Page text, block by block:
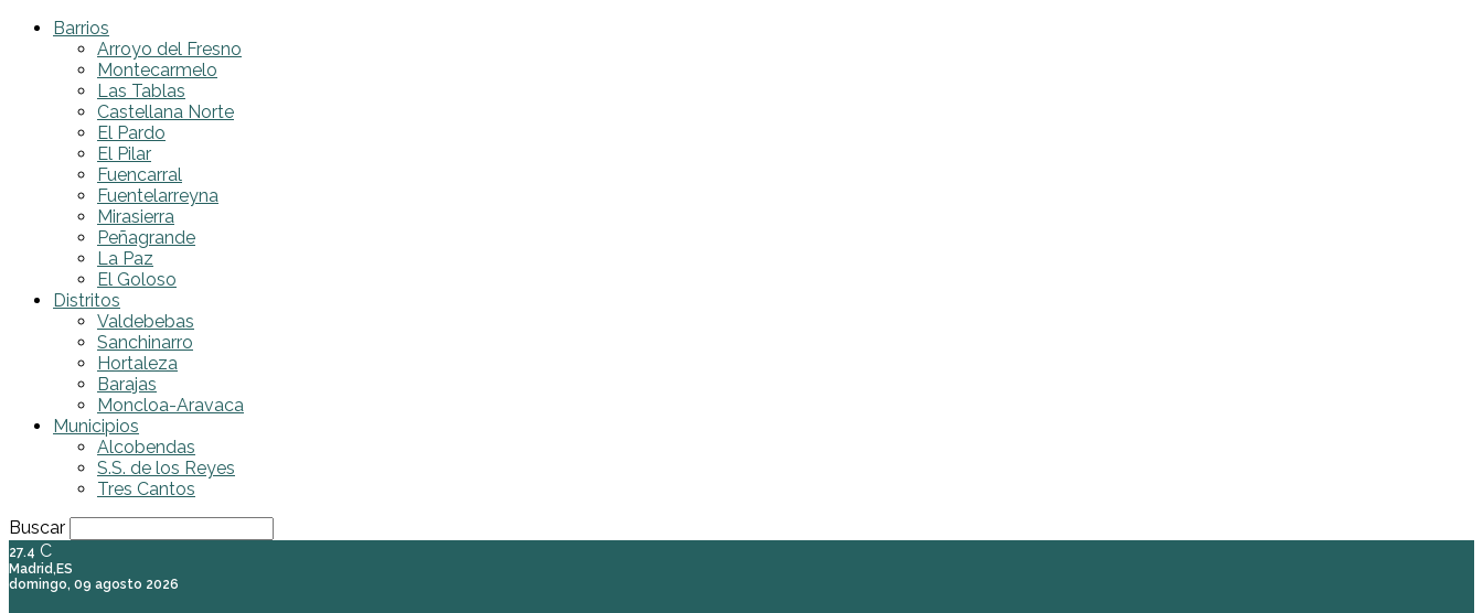
Barrios
Arroyo del Fresno
Montecarmelo
Las Tablas
Castellana Norte
El Pardo
El Pilar
Fuencarral
Fuentelarreyna
Mirasierra
Peñagrande
La Paz
El Goloso
Distritos
Valdebebas
Sanchinarro
Hortaleza
Barajas
Moncloa-Aravaca
Municipios
Alcobendas
S.S. de los Reyes
Tres Cantos
Buscar
27.4 C
Madrid,ES
domingo, 09 agosto 2026